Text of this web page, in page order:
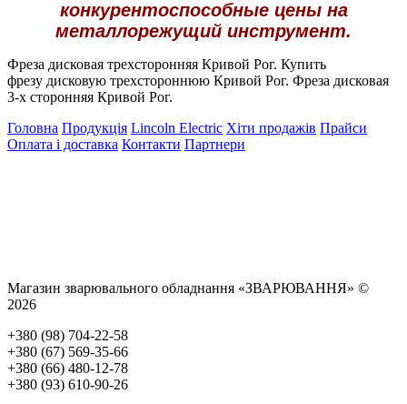
конкурентоспособные цены на
металлорежущий инструмент.
Фреза дисковая трехсторонняя Кривой Рог. Купить
фрезу дисковую трехстороннюю Кривой Рог. Фреза дисковая
3-х сторонняя Кривой Рог.
Головна Продукція Lincoln Electric Хіти продажів Прайси
Оплата і доставка Контакти Партнери
Магазин зварювального обладнання «ЗВАРЮВАННЯ» ©
2026
+380 (98) 704-22-58
+380 (67) 569-35-66
+380 (66) 480-12-78
+380 (93) 610-90-26